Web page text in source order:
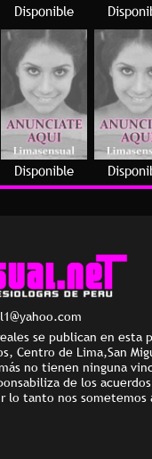
Disponible
Disponible
se publican en
Centro de Lima,San
no tienen ninguna
de los
tanto nos